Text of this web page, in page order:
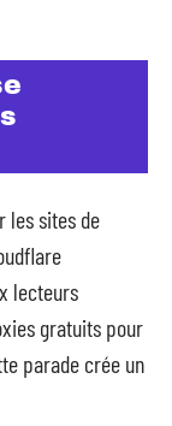
les sites de
lecteurs
gratuits pour
parade crée un